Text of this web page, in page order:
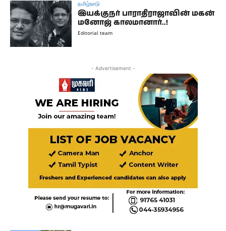
தமிழ்நாடு
இயக்குநர் பாராதிராஜாவின் மகன்
மனோஜ் காலமானார்..!
Editorial team
- Advertisement -